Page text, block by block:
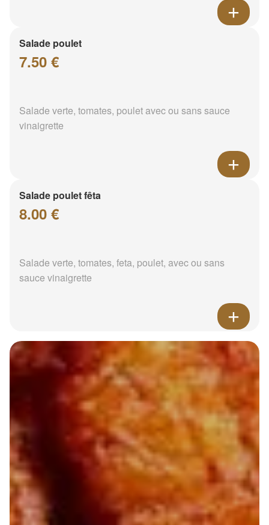
Salade poulet
7.50 €
Salade verte, tomates, poulet avec ou sans sauce
vinaigrette
Salade poulet fêta
8.00 €
Salade verte, tomates, feta, poulet, avec ou sans
sauce vinaigrette